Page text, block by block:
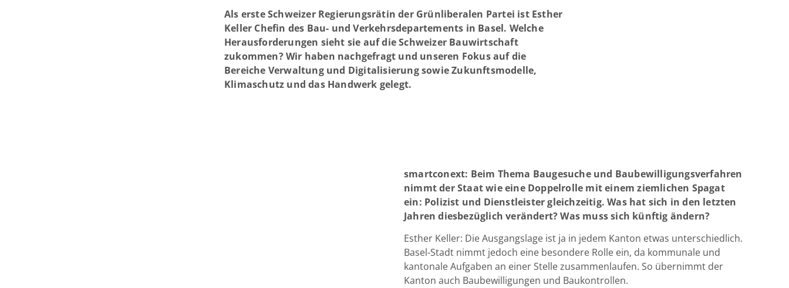
Als erste Schweizer Regierungsrätin der Grünliberalen Partei ist Esther
Keller Chefin des Bau- und Verkehrsdepartements in Basel. Welche
Herausforderungen sieht sie auf die Schweizer Bauwirtschaft
zukommen? Wir haben nachgefragt und unseren Fokus auf die
Bereiche Verwaltung und Digitalisierung sowie Zukunftsmodelle,
Klimaschutz und das Handwerk gelegt.
smartconext: Beim Thema Baugesuche und Baubewilligungsverfahren
nimmt der Staat wie eine Doppelrolle mit einem ziemlichen Spagat
ein: Polizist und Dienstleister gleichzeitig. Was hat sich in den letzten
Jahren diesbezüglich verändert? Was muss sich künftig ändern?
Esther Keller: Die Ausgangslage ist ja in jedem Kanton etwas unterschiedlich.
Basel-Stadt nimmt jedoch eine besondere Rolle ein, da kommunale und
kantonale Aufgaben an einer Stelle zusammenlaufen. So übernimmt der
Kanton auch Baubewilligungen und Baukontrollen.